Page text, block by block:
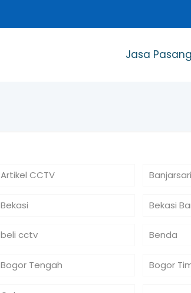
Jasa
Artikel CCTV Banjarsari
Bekasi Bekasi
beli cctv Benda
Bogor Tengah Bogor